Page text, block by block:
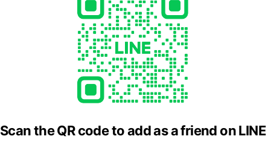
WCB Online Shop
公式オンラインショップ！ビールに加え、アパレルやグ
Scan the QR code to add as a friend on LINE